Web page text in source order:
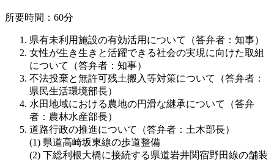
所要時間：60分
県有未利用施設の有効活用について（答弁者：知事）
女性が生き生きと活躍できる社会の実現に向けた取組
について（答弁者：知事）
不法投棄と無許可残土搬入等対策について（答弁者：
県民生活環境部長）
水田地域における農地の円滑な継承について（答弁
者：農林水産部長）
道路行政の推進について（答弁者：土木部長）
県道高崎坂東線の歩道整備
下総利根大橋に接続する県道岩井関宿野田線の舗装